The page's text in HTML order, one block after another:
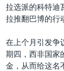
到
导
跳
最新国际新闻
印太
中东
欧洲
分类新闻
经济·金融·贸易
人权·法律·宗教
科教·文娱·体健
美中关系
热点专题
白宫要闻
VOA视频
拉选派的科特迪
拉推翻巴博的行
在上个月引发争
期四，西非国家
金，从而给这名